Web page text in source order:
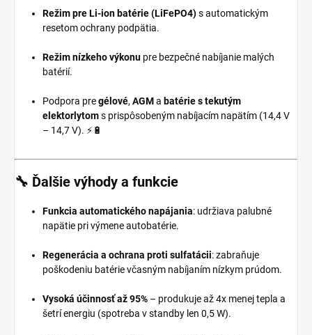
Režim pre Li-ion batérie (LiFePO4)s automatickým
resetom ochrany podpätia.
Režim nízkeho výkonu pre bezpečné nabíjanie malých
batérií.
Podpora pregélové, AGMa batérie s tekutým
elektorlytoms prispôsobeným nabíjacím napätím (14,4 V
– 14,7 V). ⚡🔋
🔧 Ďalšie výhody a funkcie
Funkcia automatického napájania: udržiava palubné
napätie pri výmene autobatérie.
Regenerácia a ochrana proti sulfatácii: zabraňuje
poškodeniu batérie včasným nabíjaním nízkym prúdom.
Vysoká účinnosť až 95% – produkuje až 4x menej tepla a
šetrí energiu (spotreba v standby len 0,5 W).